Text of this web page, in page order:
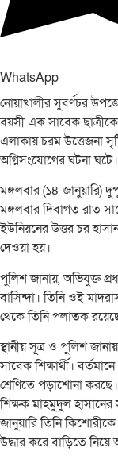
WhatsApp
নোয়াখালীর সুবর্ণচর
বয়সী এক সাবেক
এলাকায় চরম উত্তেজনা
অগ্নিসংযোগের ঘটনা ঘটে।
মঙ্গলবার (১৪ জানুয়ারি)
মঙ্গলবার দিবাগত রাত
ইউনিয়নের উত্তর চর
দেওয়া হয়।
পুলিশ জানায়, অভিযুক্ত
বাসিন্দা। তিনি ওই
থেকে তিনি পলাতক
স্থানীয় সূত্র ও পুলিশ
সাবেক শিক্ষার্থী।
শ্রেণিতে পড়াশোনা
শিক্ষক মাহমুদুল
জানুয়ারি তিনি
উদ্ধার করে বাড়িতে